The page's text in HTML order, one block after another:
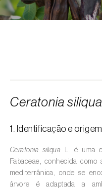
Alface (Lactuca
Alho-francês (
Ambientes
de tratamento de
Ameixeira ( Prunus
Ceratonia siliqua
1. Identificação e origem
Ceratonia siliqua L. é uma
Fabaceae, conhecida
mediterrânica, onde se
árvore é adaptada a